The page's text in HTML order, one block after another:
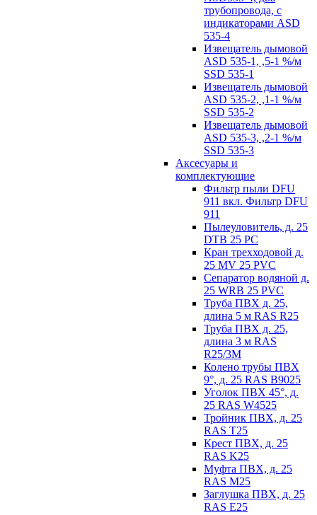
трубопровода, с
индикаторами ASD
535-4
Извещатель дымовой
ASD 535-1, ,5-1 %/м
SSD 535-1
Извещатель дымовой
ASD 535-2, ,1-1 %/м
SSD 535-2
Извещатель дымовой
ASD 535-3, ,2-1 %/м
SSD 535-3
Аксесуары и
комплектующие
Фильтр пыли DFU
911 вкл. Фильтр DFU
911
Пылеуловитель, д. 25
DTB 25 PC
Кран трехходовой д.
25 MV 25 PVC
Сепаратор водяной д.
25 WRB 25 PVC
Труба ПВХ д. 25,
длина 5 м RAS R25
Труба ПВХ д. 25,
длина 3 м RAS
R25/3M
Колено трубы ПВХ
9°, д. 25 RAS B9025
Уголок ПВХ 45°, д.
25 RAS W4525
Тройник ПВХ, д. 25
RAS T25
Крест ПВХ, д. 25
RAS K25
Муфта ПВХ, д. 25
RAS M25
Заглушка ПВХ, д. 25
RAS E25